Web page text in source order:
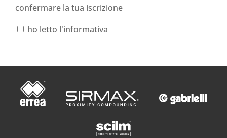
confermare la tua iscrizione
ho letto l'informativa